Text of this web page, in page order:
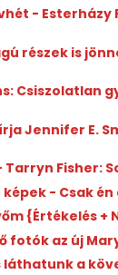
- Esterházy
részek is
Csiszolatlan
Jennifer E.
Fisher:
- Csak én
{Értékelés
fotók az új
láthatunk a